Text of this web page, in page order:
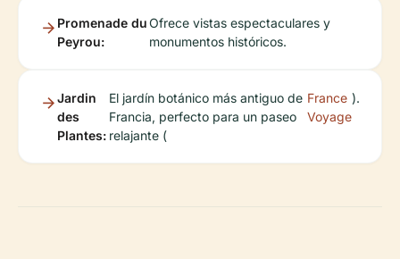
Promenade du
Peyrou:
Ofrece vistas espectaculares y
monumentos históricos.
Jardin
des
Plantes:
El jardín botánico más antiguo de
Francia, perfecto para un paseo
relajante (
France
Voyage
).